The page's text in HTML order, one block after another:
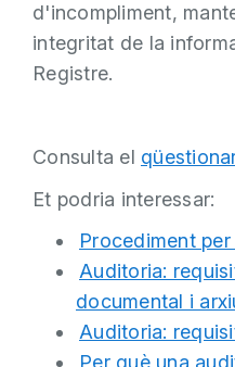
d'incompliment,
integritat de la
Registre.
Consulta el
Et podria interessar:
Procediment
Auditoria:
documental i
Auditoria:
Per què una